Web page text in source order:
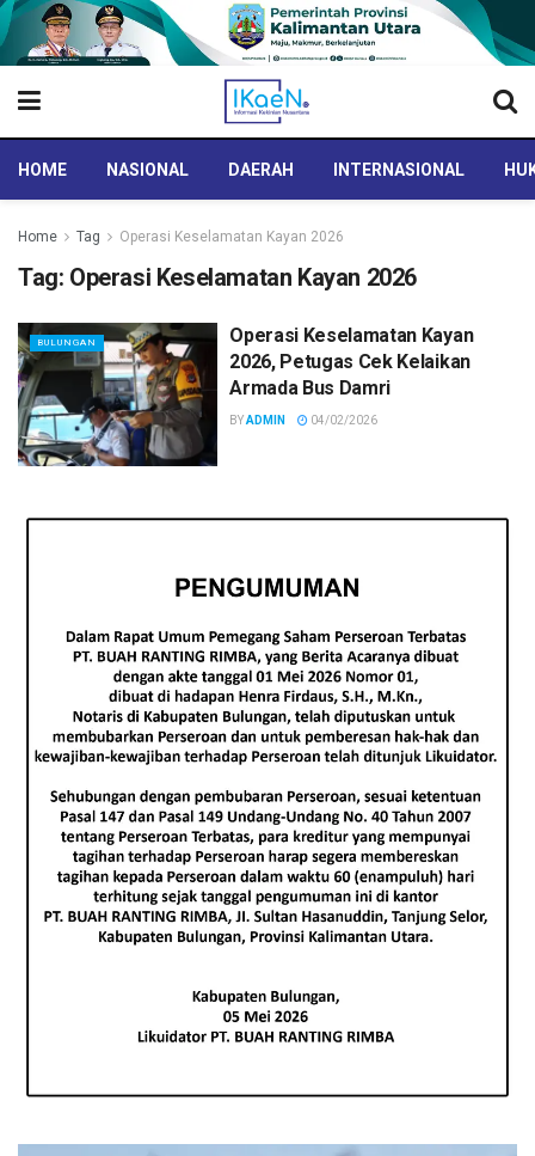
HOME NASIONAL DAERAH INTERNASIONAL
Home Tag Operasi Keselamatan Kayan 2026
Tag: Operasi Keselamatan Kayan 2026
BULUNGAN
Operasi Keselamatan Kayan
2026, Petugas Cek Kelaikan
Armada Bus Damri
BYADMIN 04/02/2026